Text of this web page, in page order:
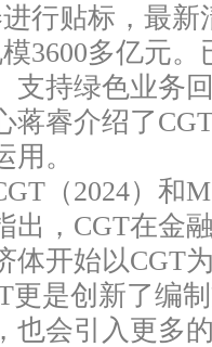
行贴标，最新
3600多亿元。
支持绿色业务
蒋睿介绍了
。
（2024）和
出，CGT在金
体开始以CGT
更是创新了编
也会引入更多